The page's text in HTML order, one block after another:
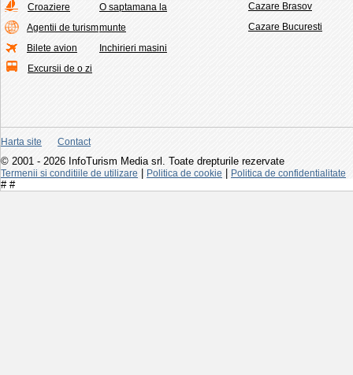
Croaziere
Agentii de turism
Bilete avion
Excursii de o zi
O saptamana la
munte
Inchirieri masini
Cazare Brasov
Cazare Bucuresti
Harta site Contact
© 2001 - 2026 InfoTurism Media srl. Toate drepturile rezervate
Termenii si conditiile de utilizare Politica de cookie Politica de confidentialitate
# #